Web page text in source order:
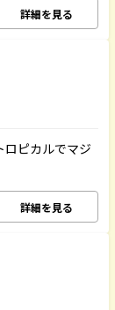
詳細を見る
ピカルでマジ
詳細を見る